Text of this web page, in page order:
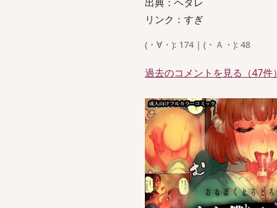
リンク：すぎ
(・∀・): 174 | (・Ａ・): 48
過去のコメントを見る（47件）